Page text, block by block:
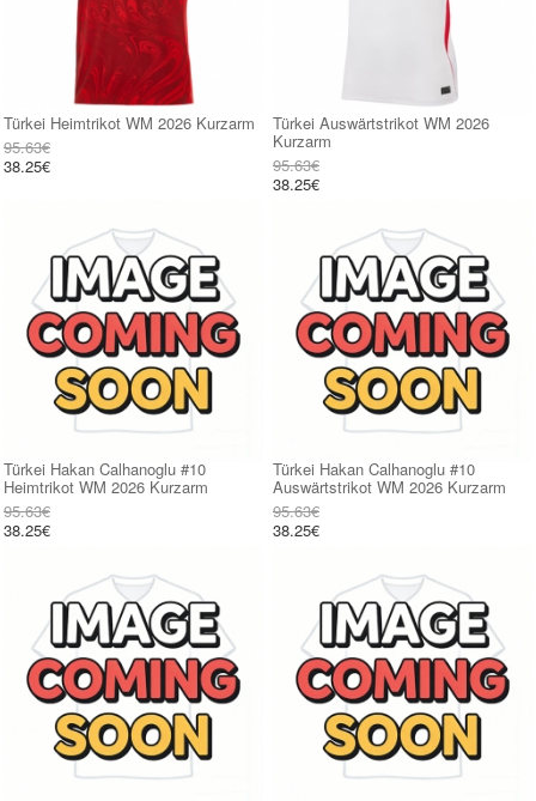
Türkei Heimtrikot WM 2026 Kurzarm
95.63€
38.25€
Türkei Auswärtstrikot WM 2026
Kurzarm
95.63€
38.25€
Türkei Hakan Calhanoglu #10
Heimtrikot WM 2026 Kurzarm
95.63€
38.25€
Türkei Hakan Calhanoglu #10
Auswärtstrikot WM 2026 Kurzarm
95.63€
38.25€